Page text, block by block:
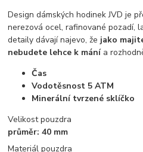
Design dámských hodinek JVD je
nerezová ocel, rafinované pozadí,
detaily dávají najevo, že jako
nebudete lehce k mánía
Čas
Vodotěsnost 5 ATM
Minerální tvrzené sklíčko
Velikost pouzdra
průměr: 40 mm
Materiál pouzdra